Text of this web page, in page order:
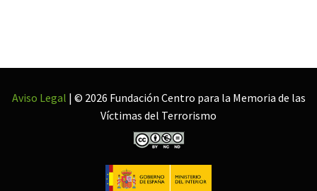
Aviso Legal | © 2026 Fundación Centro para la Memoria de las
Víctimas del Terrorismo